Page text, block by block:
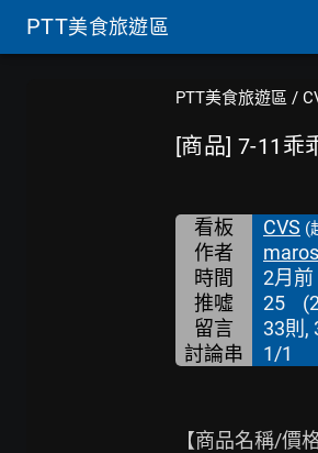
PTT美食旅遊區
PTT美食旅遊區 /
[商品] 7-11乖
看板 CVS (
作者
時間 2月前
推噓 25 (
留言
33則,
討論串 1/1
【商品名稱/價